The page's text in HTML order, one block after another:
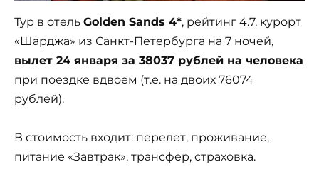
Тур в отель Golden Sands 4*, рейтинг 4.7, курорт
«Шарджа» из Санкт-Петербурга на 7 ночей,
вылет 24 января за 38037 рублей на человека
при поездке вдвоем (т.е. на двоих 76074
рублей).
В стоимость входит: перелет, проживание,
питание «Завтрак», трансфер, страховка.